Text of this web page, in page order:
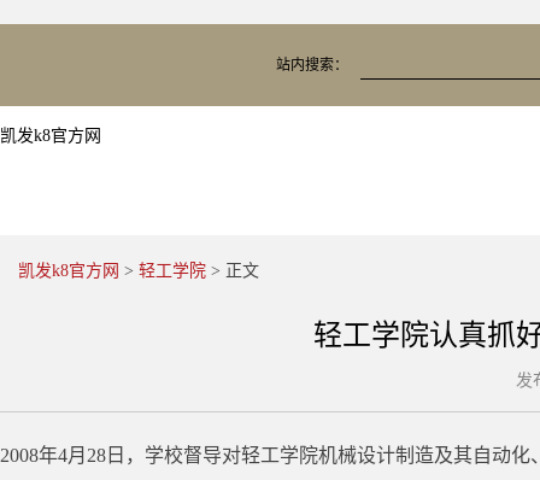
站内搜索：
凯发k8官方网
凯发k8官方网 > 轻工学院 > 正文
轻工学院认真抓
发
2008年4月28日，学校督导对轻工学院机械设计制造及其自动